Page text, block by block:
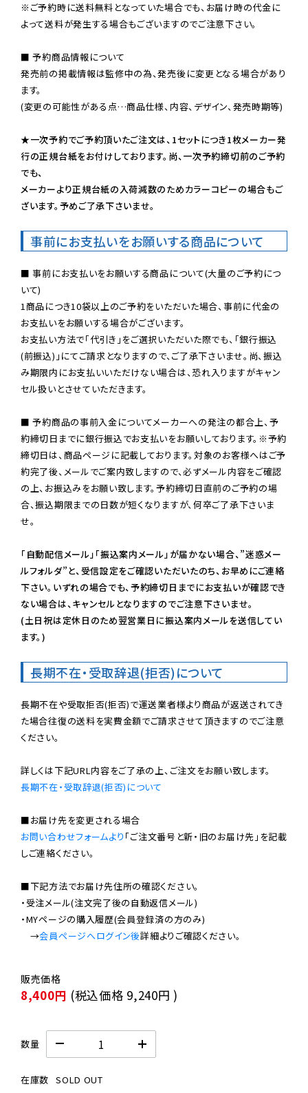
※ご予約時に送料無料となっていた場合でも、お届け時の代金に
よって送料が発生する場合もございますのでご注意下さい。
■ 予約商品情報について
発売前の掲載情報は監修中の為、発売後に変更となる場合があり
ます。
(変更の可能性がある点…商品仕様、内容、デザイン、発売時期等)
★一次予約でご予約頂いたご注文は、1セットにつき1枚メーカー発
行の正規台紙をお付けしております。尚、一次予約締切前のご予約
でも、
メーカーより正規台紙の入荷減数のためカラーコピーの場合もご
ざいます。予めご了承下さいませ。
事前にお支払いをお願いする商品について
■ 事前にお支払いをお願いする商品について(大量のご予約につ
いて)
1商品につき10袋以上のご予約をいただいた場合、事前に代金の
お支払いをお願いする場合がございます。
お支払い方法で「代引き」をご選択いただいた際でも、「銀行振込
(前振込)」にてご請求となりますので、ご了承下さいませ。尚、振込
み期限内にお支払いいただけない場合は、恐れ入りますがキャン
セル扱いとさせていただきます。
■ 予約商品の事前入金についてメーカーへの発注の都合上、予
約締切日までに銀行振込でお支払いをお願いしております。※予約
締切日は、商品ページに記載しております。対象のお客様へはご予
約完了後、メールでご案内致しますので、必ずメール内容をご確認
の上、お振込みをお願い致します。予約締切日直前のご予約の場
合、振込期限までの日数が短くなりますが、何卒ご了承下さいま
せ。
「自動配信メール」「振込案内メール」が届かない場合、”迷惑メー
ルフォルダ”と、受信設定をご確認いただいたのち、お早めにご連絡
下さい。いずれの場合でも、予約締切日までにお支払いが確認でき
ない場合は、キャンセルとなりますのでご注意下さいませ。
(土日祝は定休日のため翌営業日に振込案内メールを送信してい
ます。)
長期不在・受取辞退(拒否)について
長期不在や受取拒否(拒否)で運送業者様より商品が返送されてき
た場合往復の送料を実費金額でご請求させて頂きますのでご注意
ください。
長期不在・受取辞退(拒否)について
お問い合わせフォームより 「ご注文番号と新・旧のお届け先」を記載
しご連絡ください。
■下記方法でお届け先住所の確認ください。
・受注メール(注文完了後の自動返信メール)
・MYページの購入履歴(会員登録済の方のみ)
→会員ページへログイン後
8,400円 (税込価格 9,240円 )
数量
在庫数 SOLD OUT